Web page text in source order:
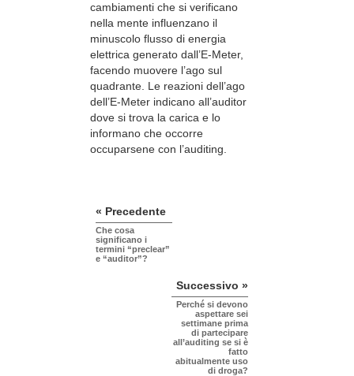
cambiamenti che si verificano
nella mente influenzano il
minuscolo flusso di energia
elettrica generato dall’E-Meter,
facendo muovere l’ago sul
quadrante. Le reazioni dell’ago
dell’E-Meter indicano all’auditor
dove si trova la carica e lo
informano che occorre
occuparsene con l’auditing.
« Precedente
Che cosa
significano i
termini “preclear”
e “auditor”?
Successivo »
Perché si devono
aspettare sei
settimane prima
di partecipare
all’auditing se si è
fatto
abitualmente uso
di droga?